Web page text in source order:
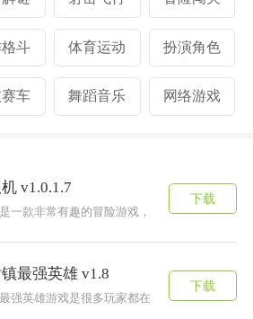
斗 体育运动 扮演角色
车 舞蹈音乐 网络游戏
v1.0.1.7
一款非常有趣的冒险游戏，游戏中拥有大量
下载
最强英雄 v1.8
强英雄游戏是很多玩家都在玩家的一款有趣
下载